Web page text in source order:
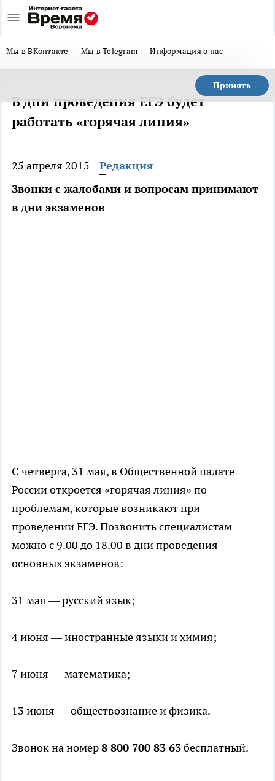
Мы в ВКонтакте Мы в Telegram Информация о нас
Принять
В дни проведения ЕГЭ будет
работать «горячая линия»
25 апреля 2015
Редакция
Звонки с жалобами и вопросам принимают
в дни экзаменов
С четверга, 31 мая, в Общественной палате
России откроется «горячая линия» по
проблемам, которые возникают при
проведении ЕГЭ. Позвонить специалистам
можно с 9.00 до 18.00 в дни проведения
основных экзаменов:
31 мая — русский язык;
4 июня — иностранные языки и химия;
7 июня — математика;
13 июня — обществознание и физика.
Звонок на номер8 800 700 83 63бесплатный.